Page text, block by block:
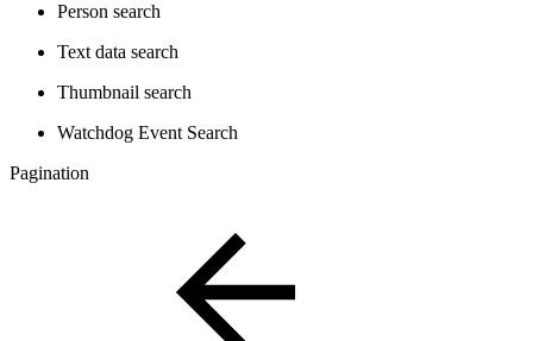
Person search
Text data search
Thumbnail search
Watchdog Event Search
Pagination